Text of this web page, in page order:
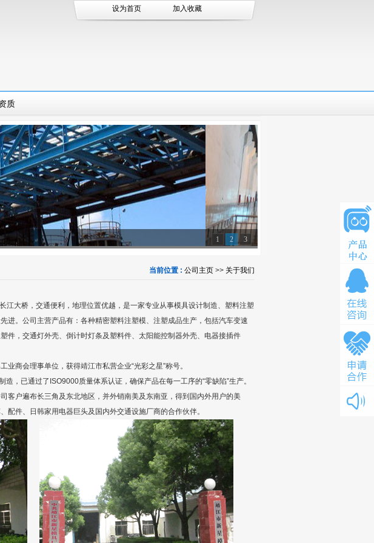
设为首页 加入收藏
质
1 2 3
当前位置 : 公司主页 >> 关于我们
江大桥，交通便利，地理位置优越，是一家专业从事模具设计制造、塑料注塑
进。公司主营产品有：各种精密塑料注塑模、注塑成品生产，包括汽车变速
件，交通灯外壳、倒计时灯条及塑料件、太阳能控制器外壳、电器接插件
商会理事单位，获得靖江市私营企业“光彩之星”称号。
，已通过了ISO9000质量体系认证，确保产品在每一工序的“零缺陷”生产。
客户遍布长三角及东北地区，并外销南美及东南亚，得到国内外用户的美
配件、日韩家用电器巨头及国内外交通设施厂商的合作伙伴。